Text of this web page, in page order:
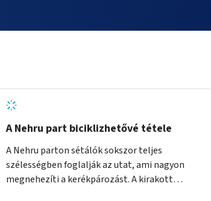
A Nehru part biciklizhetővé tétele
A Nehru parton sétálók sokszor teljes
szélességben foglalják az utat, ami nagyon
megnehezíti a kerékpározást. A kirakott